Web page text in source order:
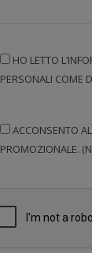
HO LETTO
PERSONALI COME
ACCONSENTO
PROMOZIONALE.